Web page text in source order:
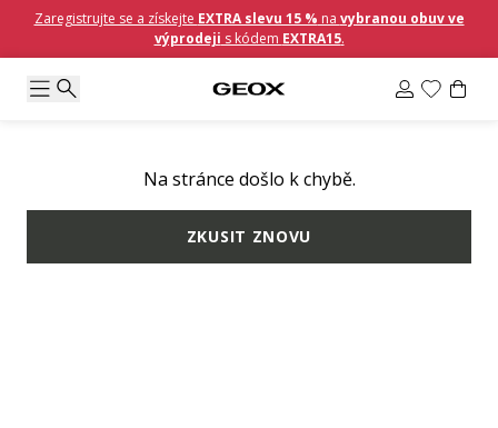
Zaregistrujte se a získejte EXTRA slevu 15 % na vybranou obuv ve
výprodeji s kódem EXTRA15.
Na stránce došlo k chybě.
ZKUSIT ZNOVU